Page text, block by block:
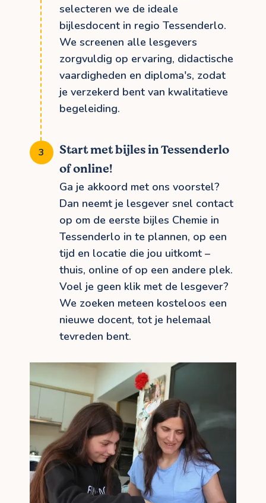
selecteren we de ideale
bijlesdocent in regio Tessenderlo.
We screenen alle lesgevers
zorgvuldig op ervaring, didactische
vaardigheden en diploma's, zodat
je verzekerd bent van kwalitatieve
begeleiding.
Start met bijles in Tessenderlo
of online!
Ga je akkoord met ons voorstel?
Dan neemt je lesgever snel contact
op om de eerste bijles Chemie in
Tessenderlo in te plannen, op een
tijd en locatie die jou uitkomt –
thuis, online of op een andere plek.
Voel je geen klik met de lesgever?
We zoeken meteen kosteloos een
nieuwe docent, tot je helemaal
tevreden bent.